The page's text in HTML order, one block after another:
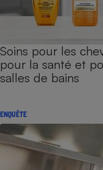
Soins pour les
pour la santé et
salles de bains
ENQUÊTE